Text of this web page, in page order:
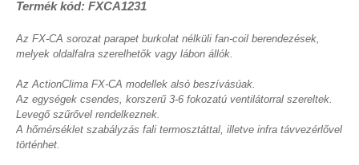
Termék kód: FXCA1231
Az FX-CA sorozat parapet burkolat nélküli fan-coil berendezések,
melyek oldalfalra szerelhetők vagy lábon állók.
Az ActionClima FX-CA modellek alsó beszívásúak.
Az egységek csendes, korszerű 3-6 fokozatú ventilátorral szereltek.
Levegő szűrővel rendelkeznek.
A hőmérséklet szabályzás fali termosztáttal, illetve infra távvezérlővel
történhet.